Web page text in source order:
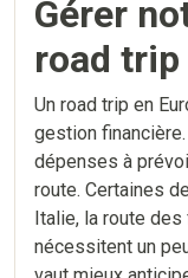
Gérer
road trip
Un road trip en
gestion
dépenses à
route. Certaines
Italie, la route
nécessitent un